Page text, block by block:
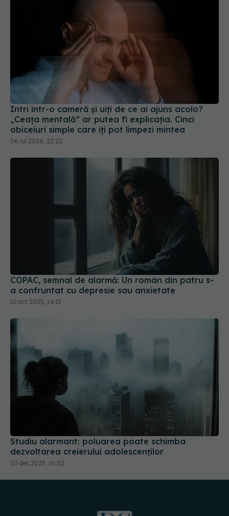
Intri într-o cameră și uiți de ce ai ajuns acolo?
„Ceața mentală” ar putea fi explicația. Cinci
obiceiuri simple care îți pot limpezi mintea
06 iul 2026, 22:22
COPAC, semnal de alarmă: Un român din patru s-
a confruntat cu depresie sau anxietate
10 oct 2025, 14:15
Studiu alarmant: poluarea poate schimba
dezvoltarea creierului adolescenților
20 dec 2025, 16:02